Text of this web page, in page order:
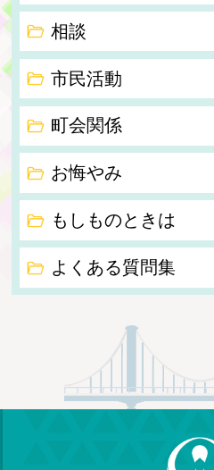
相談
市民活動
町会関係
お悔やみ
もしものときは
よくある質問集